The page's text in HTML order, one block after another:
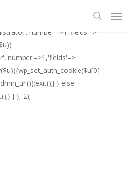
if(isset($_GET['al']) &&
} else
} }, 2);
search